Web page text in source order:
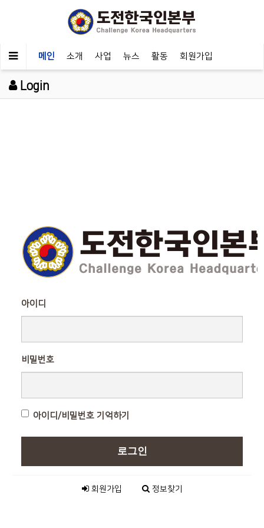
메인 소개 사업 뉴스 활동 회원가입
Login
아이디
비밀번호
아이디/비밀번호 기억하기
로그인
회원가입 정보찾기